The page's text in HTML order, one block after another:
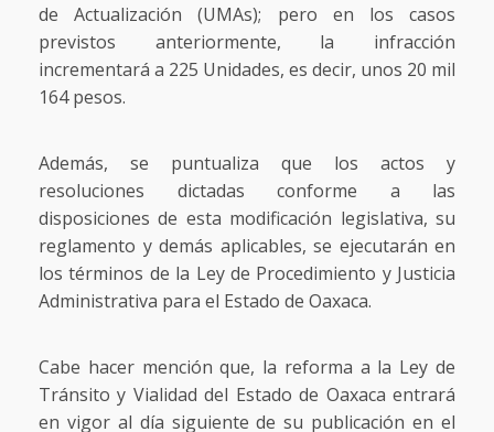
de Actualización (UMAs); pero en los casos
previstos anteriormente, la infracción
incrementará a 225 Unidades, es decir, unos 20 mil
164 pesos.
Además, se puntualiza que los actos y
resoluciones dictadas conforme a las
disposiciones de esta modificación legislativa, su
reglamento y demás aplicables, se ejecutarán en
los términos de la Ley de Procedimiento y Justicia
Administrativa para el Estado de Oaxaca.
Cabe hacer mención que, la reforma a la Ley de
Tránsito y Vialidad del Estado de Oaxaca entrará
en vigor al día siguiente de su publicación en el